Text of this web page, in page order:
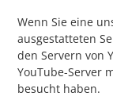
Wenn Sie eine
ausgestatteten
den Servern von
YouTube-Server
besucht haben.